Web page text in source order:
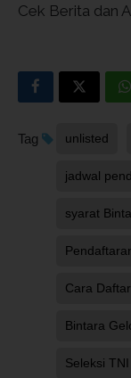
Cek Berita dan
Tag unlisted
jadwal
syarat
Cara Daftar
Bintara
Seleksi TNI